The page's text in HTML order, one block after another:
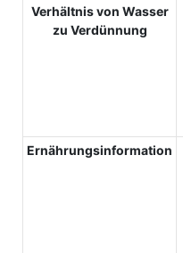
Verhältnis von Wasser
zu Verdünnung
Ernährungsinformation